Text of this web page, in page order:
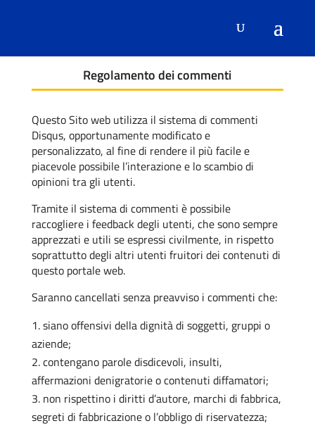
Regolamento dei commenti
Questo Sito web utilizza il sistema di commenti
Disqus, opportunamente modificato e
personalizzato, al fine di rendere il più facile e
piacevole possibile l’interazione e lo scambio di
opinioni tra gli utenti.
Tramite il sistema di commenti è possibile
raccogliere i feedback degli utenti, che sono sempre
apprezzati e utili se espressi civilmente, in rispetto
soprattutto degli altri utenti fruitori dei contenuti di
questo portale web.
Saranno cancellati senza preavviso i commenti che:
siano offensivi della dignità di soggetti, gruppi o
aziende;
contengano parole disdicevoli, insulti,
affermazioni denigratorie o contenuti diffamatori;
non rispettino i diritti d’autore, marchi di fabbrica,
segreti di fabbricazione o l’obbligo di riservatezza;